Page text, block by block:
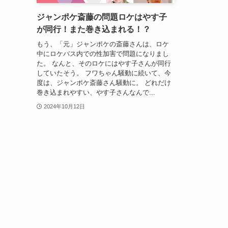
ジャンポケ斎藤の問題ロケはやす子
が同行！また巻き込まれる！？
もう、「元」ジャンポケの斎藤さんは、ロケ
中にロケバス内での性加害で問題になりまし
た。 なんと、そのロケにはやす子さんが同行
していたそう。 フワちゃん騒動に続いて、今
度は、ジャンポケ斎藤さん騒動に。 どれだけ
巻き込まれやすい、やす子さんなんで...
2024年10月12日